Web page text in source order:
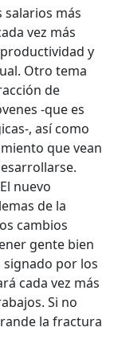
salarios más
vez más
y
Otro tema
de
-que es
, así como
que vean
El nuevo
de la
cambios
gente bien
signado por los
cada vez más
Si no
la fractura